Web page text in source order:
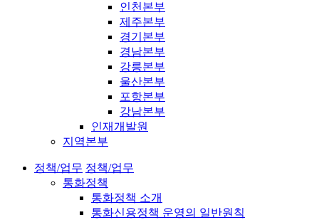
인천본부
제주본부
경기본부
경남본부
강릉본부
울산본부
포항본부
강남본부
인재개발원
지역본부
정책/업무 정책/업무
통화정책
통화정책 소개
통화신용정책 운영의 일반원칙